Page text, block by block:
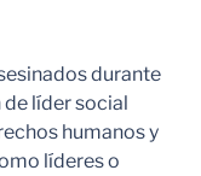
durante
líder social
humanos y
líderes o